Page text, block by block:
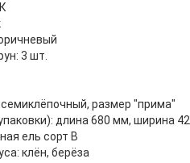
3 шт.
семиклёпочный, размер "прима"
длина 680 мм, ширина
ель сорт В
клён, берёза